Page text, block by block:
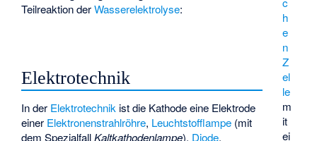
h
e
n
Z
el
le
m
it
ei
Teilreaktion derWasserelektrolyse:
Elektrotechnik
In der Elektrotechnik ist die Kathode eine Elektrode
einer Elektronenstrahlröhre, Leuchtstofflampe (mit
dem SpezialfallKaltkathodenlampe), Diode,